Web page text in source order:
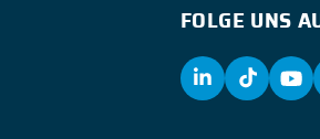
FOLGE UNS